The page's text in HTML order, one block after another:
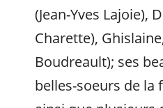
(Jean-Yves Lajoie),
Charette),
Boudreault); ses
belles-soeurs de la